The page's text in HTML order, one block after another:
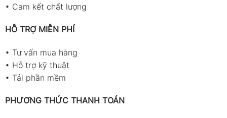
• Cam kết chất lượng
HỖ TRỢ MIỄN PHÍ
• Tư vấn mua hàng
• Hỗ trợ kỹ thuật
• Tải phần mềm
PHƯƠNG THỨC THANH TOÁN